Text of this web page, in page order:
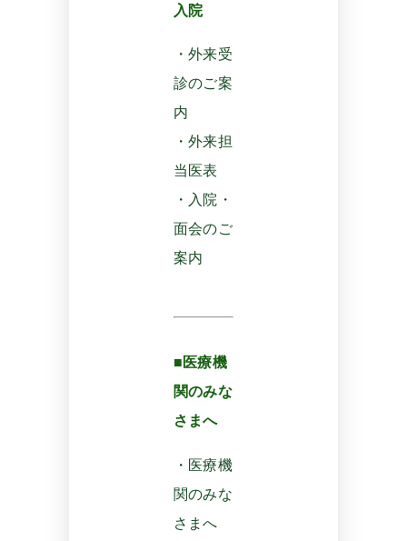
入院
・外来受
診のご案
内
・外来担
当医表
・入院・
面会のご
案内
■医療機
関のみな
さまへ
・医療機
関のみな
さまへ